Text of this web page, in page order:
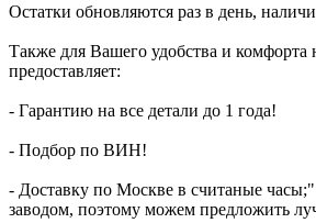
Остатки обновляются раз в день,
Также для Вашего удобства и комфорта
предоставляет:
- Гарантию на все детали до 1 года!
- Подбор по ВИН!
- Доставку по Москве в считаные
заводом, поэтому можем предложить